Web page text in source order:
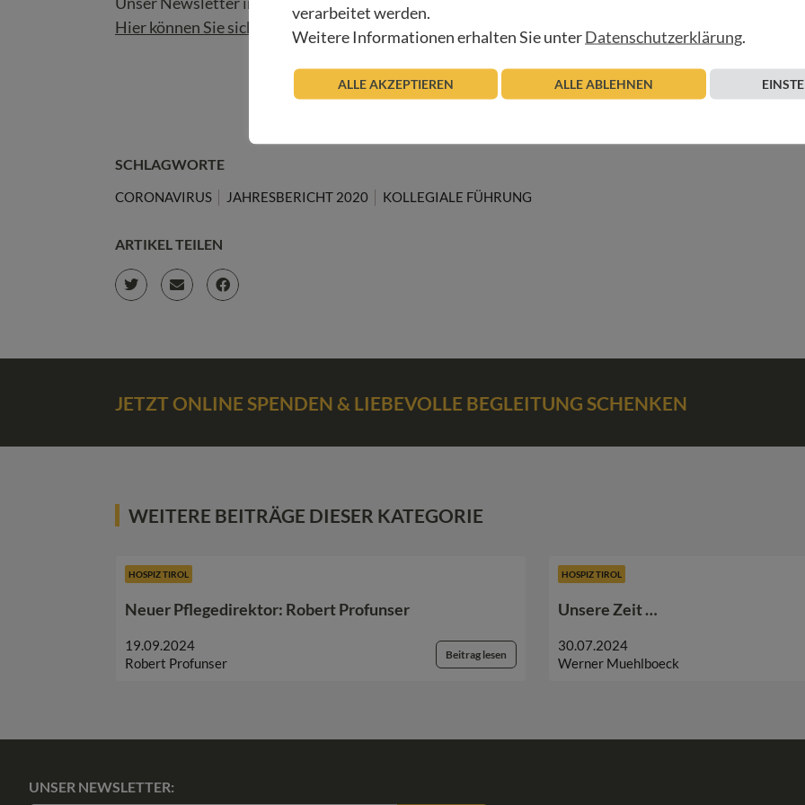
Hier können Sie sich anmelden!
SCHLAGWORTE
CORONAVIRUS JAHRESBERICHT 2020 KOLLEGIALE FÜHRUNG
ARTIKEL TEILEN
JETZT ONLINE SPENDEN & LIEBEVOLLE BEGLEITUNG SCHENKEN
WEITERE BEITRÄGE DIESER KATEGORIE
HOSPIZ TIROL
Neuer Pflegedirektor: Robert Profunser
19.09.2024
Robert Profunser
Beitrag lesen
HOSPIZ TIROL
Unsere Zeit …
30.07.2024
Werner Muehlboeck
UNSER NEWSLETTER:
verarbeitet werden.
Weitere Informationen erhalten Sie unterDatenschutzerklärung
ALLE AKZEPTIEREN ALLE ABLEHNEN